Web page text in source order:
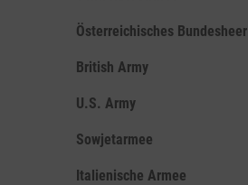
Österreichisches Bundesheer
British Army
U.S. Army
Sowjetarmee
Italienische Armee